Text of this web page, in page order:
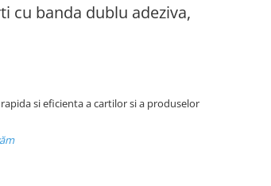
cu banda dublu adeziva,
si eficienta a cartilor si a produselor